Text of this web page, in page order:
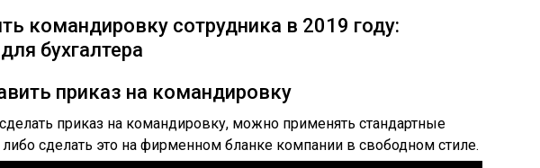
командировку сотрудника в 2019 году:
бухгалтера
приказ на командировку
приказ на командировку, можно применять стандартные
либо сделать это на фирменном бланке компании в свободном стиле.